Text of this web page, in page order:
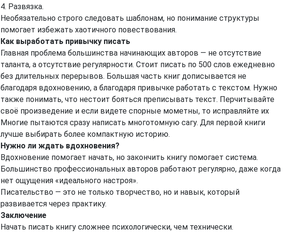
4. Развязка.
Необязательно строго следовать шаблонам, но понимание структуры
помогает избежать хаотичного повествования.
Как выработать привычку писать
Главная проблема большинства начинающих авторов — не отсутствие
таланта, а отсутствие регулярности. Стоит писать по 500 слов ежедневно
без длительных перерывов. Большая часть книг дописывается не
благодаря вдохновению, а благодаря привычке работать с текстом. Нужно
также понимать, что нестоит бояться преписывать текст. Перчитывайте
своё произведение и если видете спорные мометны, то исправляйте их
Многие пытаются сразу написать многотомную сагу. Для первой книги
лучше выбирать более компактную историю.
Нужно ли ждать вдохновения?
Вдохновение помогает начать, но закончить книгу помогает система.
Большинство профессиональных авторов работают регулярно, даже когда
нет ощущения «идеального настроя».
Писательство — это не только творчество, но и навык, который
развивается через практику.
Заключение
Начать писать книгу сложнее психологически, чем технически.